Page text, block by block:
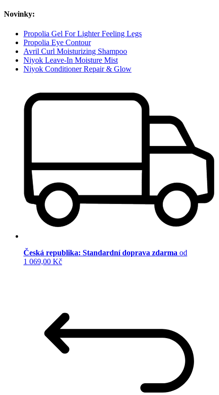
Novinky:
Propolia Gel For Lighter Feeling Legs
Propolia Eye Contour
Avril Curl Moisturizing Shampoo
Niyok Leave-In Moisture Mist
Niyok Conditioner Repair & Glow
Česká republika: Standardní doprava zdarma od
1 069,00 Kč